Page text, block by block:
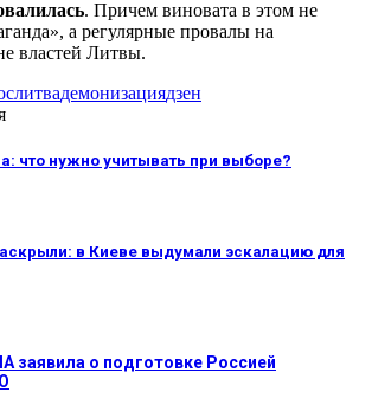
. Причем виновата в этом не
а регулярные провалы на
властей Литвы.
литвадемонизациядзен
что нужно учитывать при выборе?
в Киеве выдумали эскалацию для
заявила о подготовке Россией